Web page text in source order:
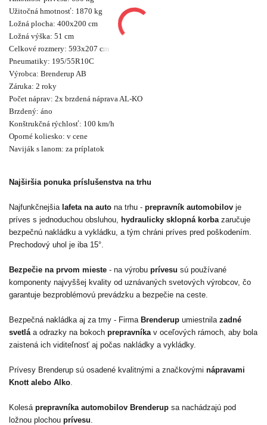
Užitočná hmotnosť: 1870 kg
Ložná plocha: 400x200 cm
Ložná výška: 51 cm
Celkové rozmery: 593x207 cm
Pneumatiky: 195/55R10C
Výrobca: Brenderup AB
Záruka: 2 roky
Počet náprav: 2x brzdená náprava AL-KO
Brzdený: áno
Konštrukčná rýchlosť: 100 km/h
Oporné koliesko: v cene
Naviják s lanom: za príplatok
Najširšia ponuka príslušenstva na trhu
Najfunkčnejšia lafeta na auto na trhu - prepravník automobilov je
príves s jednoduchou obsluhou, hydraulicky sklopná korba zaručuje
bezpečnú nakládku a vykládku, a tým chráni príves pred poškodením.
Prechodový uhol je iba 15°.
Bezpečie na prvom mieste - na výrobu prívesu sú používané
komponenty najvyššej kvality od uznávaných svetových výrobcov, čo
garantuje bezproblémovú prevádzku a bezpečie na ceste.
Bezpečná nakládka aj za tmy - Firma Brenderup umiestnila zadné
svetlá a odrazky na bokoch prepravníka v oceľových rámoch, aby bola
zaistená ich viditeľnosť aj počas nakládky a vykládky.
Prívesy Brenderup sú osadené kvalitnými a značkovými nápravami
Knott alebo Alko
Kolesá prepravníka automobilov Brenderup sa nachádzajú pod
ložnou plochou prívesu